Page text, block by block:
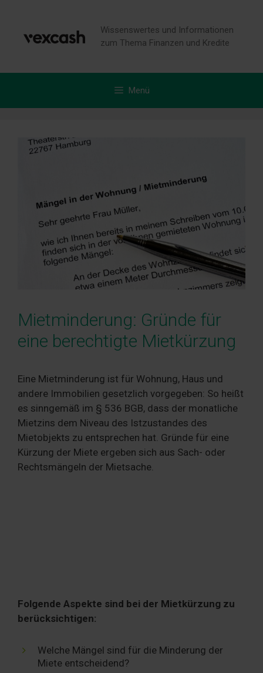
springen
Wissenswertes und Informationen
zum Thema Finanzen und Kredite
Menü
Mietminderung: Gründe für
eine berechtigte Mietkürzung
Eine Mietminderung ist für Wohnung, Haus und
andere Immobilien gesetzlich vorgegeben: So heißt
es sinngemäß im § 536 BGB, dass der monatliche
Mietzins dem Niveau des Istzustandes des
Mietobjekts zu entsprechen hat. Gründe für eine
Kürzung der Miete ergeben sich aus Sach- oder
Rechtsmängeln der Mietsache.
Folgende Aspekte sind bei der Mietkürzung zu
berücksichtigen:
Welche Mängel sind für die Minderung der
Miete entscheidend?